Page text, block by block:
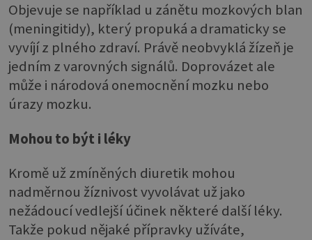
Objevuje se například u zánětu mozkových blan
(meningitidy), který propuká a dramaticky se
vyvíjí z plného zdraví. Právě neobvyklá žízeň je
jedním z varovných signálů. Doprovázet ale
může i národová onemocnění mozku nebo
úrazy mozku.
Mohou to být i léky
Kromě už zmíněných diuretik mohou
nadměrnou žíznivost vyvolávat už jako
nežádoucí vedlejší účinek některé další léky.
Takže pokud nějaké přípravky užíváte,